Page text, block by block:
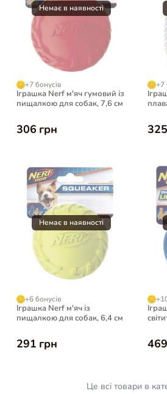
+7 бонусів
Іграшка Nerf м'яч гумовий із
пищалкою для собак, 7,6 см
306 грн
+7
+6 бонусів
Іграшка Nerf м'яч із
пищалкою для собак, 6,4 см
291 грн
Це всі товари в